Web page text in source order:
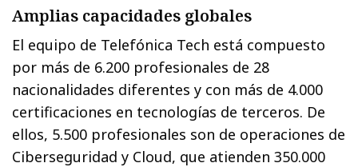
Amplias capacidades globales
El equipo de Telefónica Tech está compuesto
por más de 6.200 profesionales de 28
nacionalidades diferentes y con más de 4.000
certificaciones en tecnologías de terceros. De
ellos, 5.500 profesionales son de operaciones de
Ciberseguridad y Cloud, que atienden 350.000